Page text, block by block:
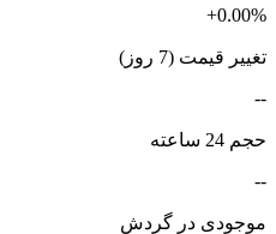
+0.00%
تغییر قیمت (7 روز)
--
حجم 24 ساعته
--
موجودی در گردش